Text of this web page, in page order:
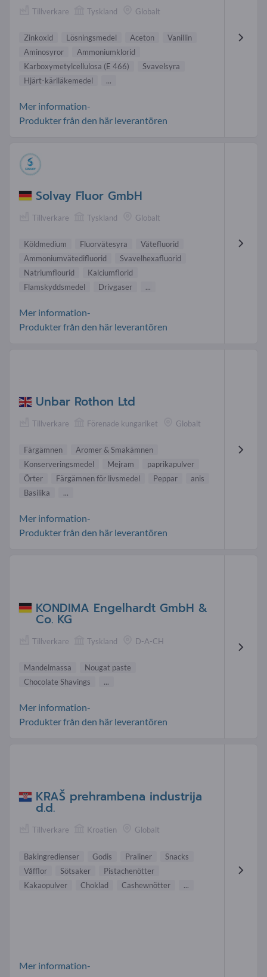
Tillverkare Tyskland Globalt
Zinkoxid Lösningsmedel Aceton
Vanillin
Aminosyror
Ammoniumklorid
Karboxymetylcellulosa (E 466)
Svavelsyra
Hjärt-kärlläkemedel
...
Mer information-
Produkter från den här leverantören
Solvay Fluor GmbH
Tillverkare Tyskland Globalt
Köldmedium Fluorvätesyra
Vätefluorid
Ammoniumvätedifluorid
Svavelhexafluorid
Natriumflourid
Kalciumflorid
Flamskyddsmedel
Drivgaser ...
Mer information-
Produkter från den här leverantören
Unbar Rothon Ltd
Tillverkare Förenade kungariket Globalt
Färgämnen
Aromer & Smakämnen
Konserveringsmedel
Mejram
paprikapulver
Örter
Färgämnen för livsmedel Peppar
anis
Basilika
...
Mer information-
Produkter från den här leverantören
KONDIMA Engelhardt GmbH &
Co. KG
Tillverkare Tyskland D-A-CH
Mandelmassa
Nougat paste
Chocolate Shavings
...
Mer information-
Produkter från den här leverantören
KRAŠ prehrambena industrija
d.d.
Tillverkare Kroatien Globalt
Bakingredienser Godis Praliner
Snacks
Våfflor
Sötsaker
Pistachenötter
Kakaopulver
Choklad Cashewnötter ...
Mer information-